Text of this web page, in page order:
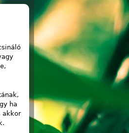
ha
akkor